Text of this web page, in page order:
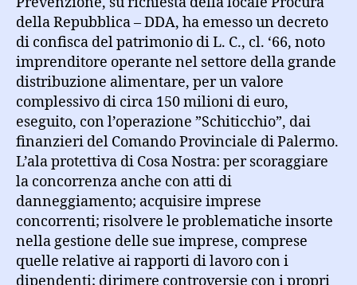
della Repubblica – DDA, ha emesso un decreto
di confisca del patrimonio di L. C., cl. ‘66, noto
imprenditore operante nel settore della grande
distribuzione alimentare, per un valore
complessivo di circa 150 milioni di euro,
eseguito, con l’operazione ”Schiticchio”, dai
finanzieri del Comando Provinciale di Palermo.
L’ala protettiva di Cosa Nostra: per scoraggiare
la concorrenza anche con atti di
danneggiamento; acquisire imprese
concorrenti; risolvere le problematiche insorte
nella gestione delle sue imprese, comprese
quelle relative ai rapporti di lavoro con i